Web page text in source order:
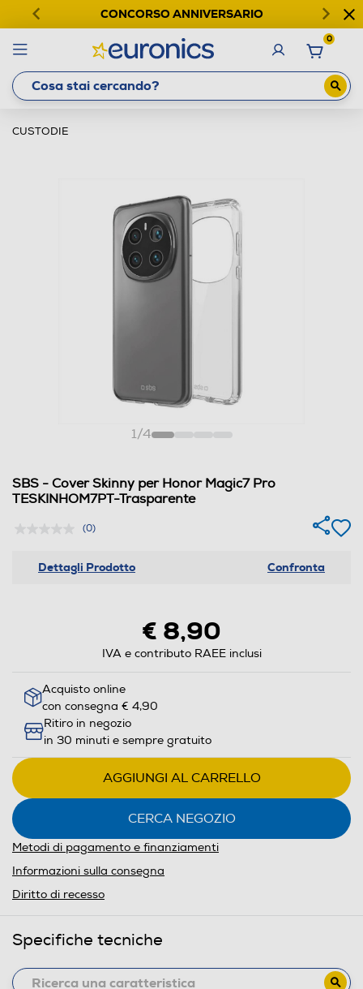
CONCORSO ANNIVERSARIO
0
CUSTODIE
1/4
SBS - Cover Skinny per Honor Magic7 Pro
TESKINHOM7PT-Trasparente
(0)
Dettagli Prodotto Confronta
€ 8,90
IVA e contributo RAEE inclusi
Acquisto online
con consegna € 4,90
Ritiro in negozio
in 30 minuti e sempre gratuito
AGGIUNGI AL CARRELLO
CERCA NEGOZIO
Metodi di pagamento e finanziamenti
Informazioni sulla consegna
Diritto di recesso
Specifiche tecniche